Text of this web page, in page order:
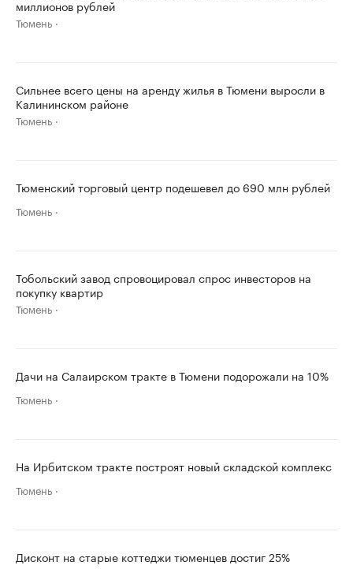
миллионов рублей
Тюмень
Сильнее всего цены на аренду жилья в Тюмени выросли в
Калининском районе
Тюмень
Тюменский торговый центр подешевел до 690 млн рублей
Тюмень
Тобольский завод спровоцировал спрос инвесторов на
покупку квартир
Тюмень
Дачи на Салаирском тракте в Тюмени подорожали на 10%
Тюмень
На Ирбитском тракте построят новый складской комплекс
Тюмень
Дисконт на старые коттеджи тюменцев достиг 25%